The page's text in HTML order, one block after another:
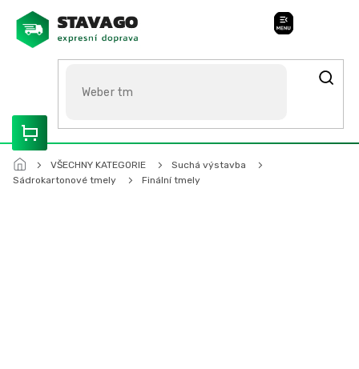
obsah
ROZVÁŽÍME OLOMOUCKO, SVITAVSKO, ŠUMPERSKO, BRNO,
PARDUBICE, HRADEC KRÁLOVÉ
VŠECHNY KATEGORIE
Suchá výstavba
Sádrokartonové tmely
Finální tmely
Stavago Podpora